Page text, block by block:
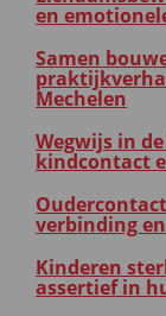
en
Samen
Mechelen
Wegwijs in
kindcontact
verbinding
Kinderen
assertief in